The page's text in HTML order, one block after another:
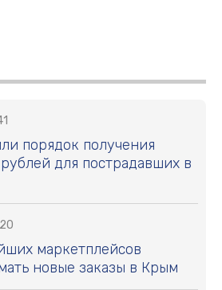
порядок получения
для пострадавших в
маркетплейсов
новые заказы в Крым